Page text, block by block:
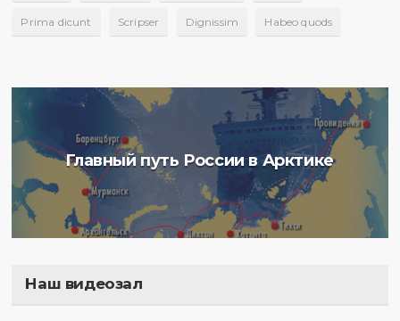
Prima dicunt Scripser Dignissim Habeo quods
Главный путь России в Арктике
Наш видеозал